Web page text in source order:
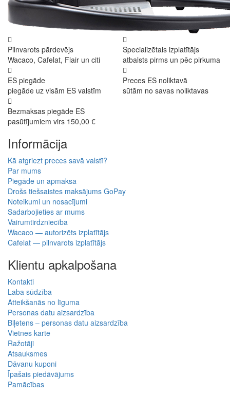
Pilnvarots pārdevējs
Wacaco, Cafelat, Flair un citi
Specializētais izplatītājs
atbalsts pirms un pēc pirkuma
ES piegāde
piegāde uz visām ES valstīm
Preces ES noliktavā
sūtām no savas noliktavas
Bezmaksas piegāde ES
pasūtījumiem virs 150,00 €
Informācija
Kā atgriezt preces savā valstī?
Par mums
Piegāde un apmaksa
Drošs tiešsaistes maksājums GoPay
Noteikumi un nosacījumi
Sadarbojieties ar mums
Vairumtirdzniecība
Wacaco — autorizēts izplatītājs
Cafelat — pilnvarots izplatītājs
Klientu apkalpošana
Kontakti
Laba sūdzība
Atteikšanās no līguma
Personas datu aizsardzība
Biļetens – personas datu aizsardzība
Vietnes karte
Ražotāji
Atsauksmes
Dāvanu kuponi
Īpašais piedāvājums
Pamācības